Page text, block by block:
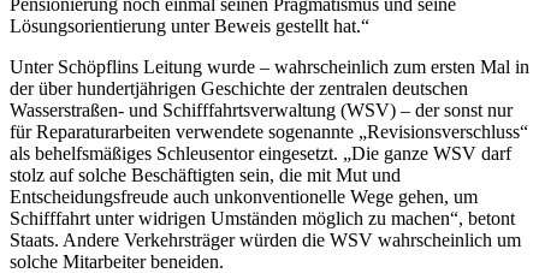
Lösungsorientierung unter Beweis gestellt hat.“
Unter Schöpflins Leitung wurde – wahrscheinlich zum ersten Mal in
der über hundertjährigen Geschichte der zentralen deutschen
Wasserstraßen- und Schifffahrtsverwaltung (WSV) – der sonst nur
für Reparaturarbeiten verwendete sogenannte „Revisionsverschluss“
als behelfsmäßiges Schleusentor eingesetzt. „Die ganze WSV darf
stolz auf solche Beschäftigten sein, die mit Mut und
Entscheidungsfreude auch unkonventionelle Wege gehen, um
Schifffahrt unter widrigen Umständen möglich zu machen“, betont
Staats. Andere Verkehrsträger würden die WSV wahrscheinlich um
solche Mitarbeiter beneiden.